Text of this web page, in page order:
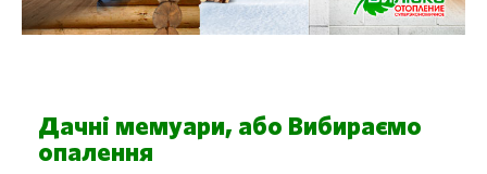
Дачні мемуари, або Вибираємо
опалення